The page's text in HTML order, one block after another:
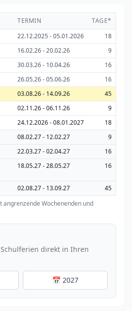
TERMIN
TAGE*
22.12.2025 - 05.01.2026
18
16.02.26 - 20.02.26
9
30.03.26 - 10.04.26
16
26.05.26 - 05.06.26
16
03.08.26 - 14.09.26
45
02.11.26 - 06.11.26
9
24.12.2026 - 08.01.2027
18
08.02.27 - 12.02.27
9
22.03.27 - 02.04.27
16
18.05.27 - 28.05.27 16
02.08.27 - 13.09.27
45
angrenzende Wochenenden und
direkt in Ihren
📅 2027